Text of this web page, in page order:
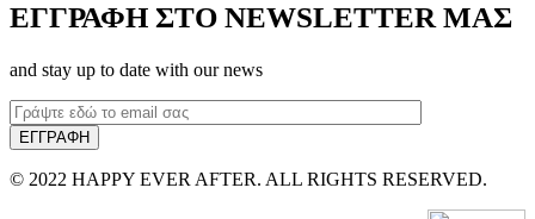
ΕΓΓΡΑΦΗ ΣΤΟ NEWSLETTER ΜΑΣ
and stay up to date with our news
© 2022 HAPPY EVER AFTER. ALL RIGHTS RESERVED.